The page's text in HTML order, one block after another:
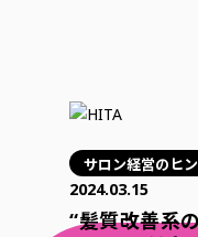
サロン経営のヒ
2024.03.15
“髪質改善系